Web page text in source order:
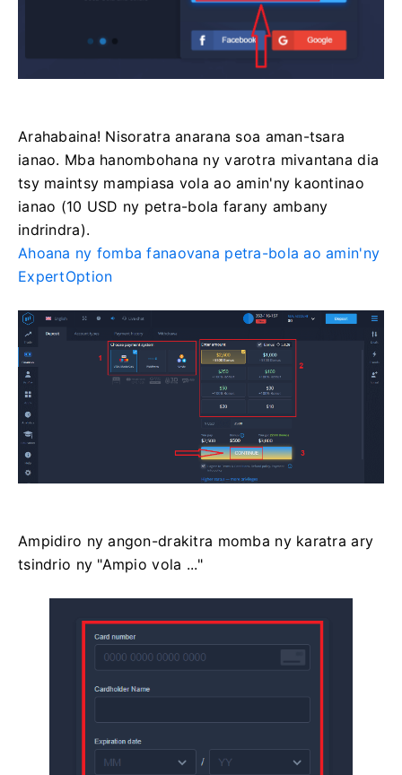
Arahabaina! Nisoratra anarana soa aman-tsara
ianao. Mba hanombohana ny varotra mivantana dia
tsy maintsy mampiasa vola ao amin'ny kaontinao
ianao (10 USD ny petra-bola farany ambany
indrindra).
Ahoana ny fomba fanaovana petra-bola ao amin'ny
ExpertOption
Ampidiro ny angon-drakitra momba ny karatra ary
tsindrio ny "Ampio vola ..."